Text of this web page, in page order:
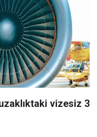
vizesiz 3